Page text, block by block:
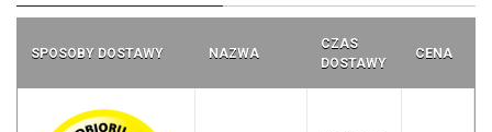
SPOSOBY DOSTAWY NAZWA
CZAS
DOSTAWY
CENA